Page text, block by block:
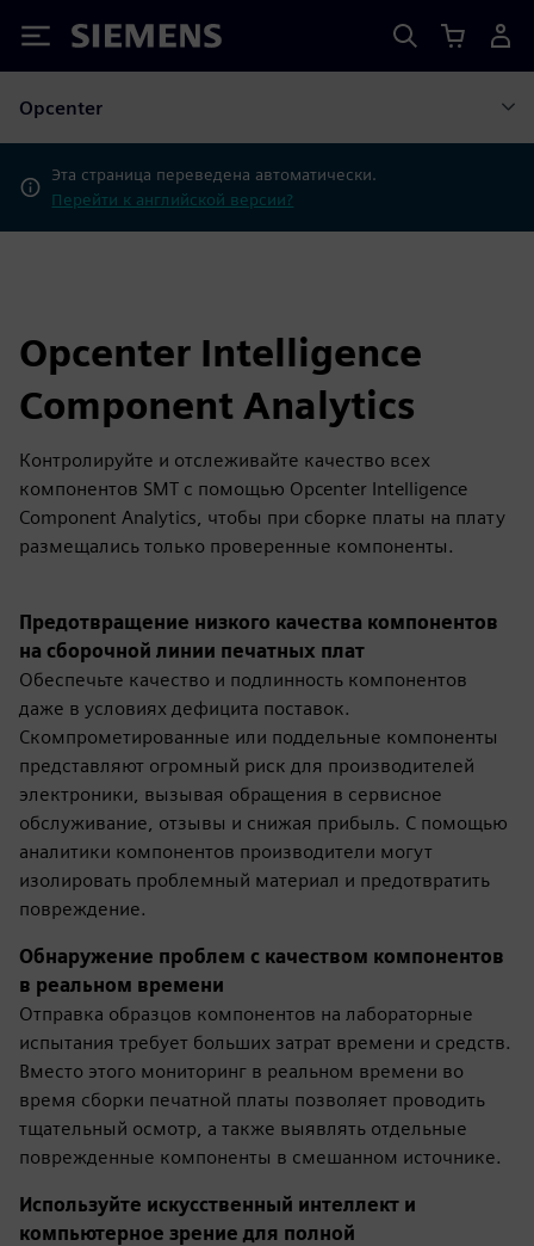
Siemens
Opcenter
Эта страница переведена автоматически.
Перейти к английской версии?
Opcenter Intelligence
Component Analytics
Контролируйте и отслеживайте качество всех
компонентов SMT с помощью Opcenter Intelligence
Component Analytics, чтобы при сборке платы на плату
размещались только проверенные компоненты.
Предотвращение низкого качества компонентов
на сборочной линии печатных плат
Обеспечьте качество и подлинность компонентов
даже в условиях дефицита поставок.
Скомпрометированные или поддельные компоненты
представляют огромный риск для производителей
электроники, вызывая обращения в сервисное
обслуживание, отзывы и снижая прибыль. С помощью
аналитики компонентов производители могут
изолировать проблемный материал и предотвратить
повреждение.
Обнаружение проблем с качеством компонентов
в реальном времени
Отправка образцов компонентов на лабораторные
испытания требует больших затрат времени и средств.
Вместо этого мониторинг в реальном времени во
время сборки печатной платы позволяет проводить
тщательный осмотр, а также выявлять отдельные
поврежденные компоненты в смешанном источнике.
Используйте искусственный интеллект и
компьютерное зрение для полной